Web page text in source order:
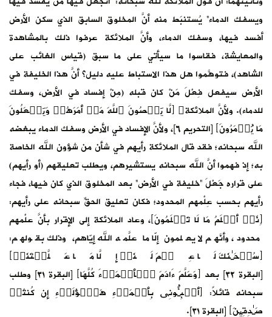
سكن الأرض
بالمشاهدة
على
الخليفة في
وسفك
وَیَفۡعَلُونَ
الدماء يبغضه
الخاصة
(أو رأيهم)
فيها، فجاء
على رأيهم:
بأنَّ علْمهم
بقولهم:
[البقرة ٣٢] بعد ﴿وَعَلَّمَ ءَادَمَ ٱلۡأَسۡمَاۤءَ كُلَّهَا﴾ [البقرة ٣١] وطلب
إِن كُنتُمۡ